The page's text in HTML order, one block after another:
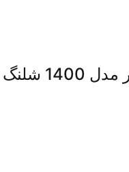
از بالا